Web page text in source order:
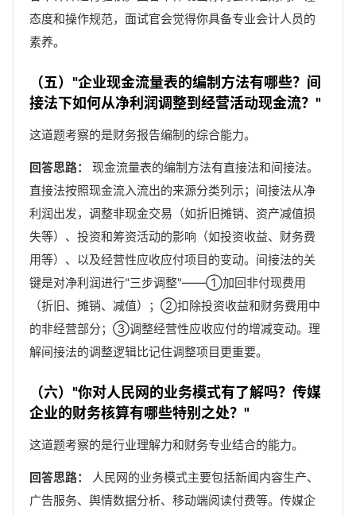
态度和操作规范，面试官会觉得你具备专业会计人员的
素养。
（五）"企业现金流量表的编制方法有哪些？间
接法下如何从净利润调整到经营活动现金流？"
这道题考察的是财务报告编制的综合能力。
回答思路：
现金流量表的编制方法有直接法和间接法。
直接法按照现金流入流出的来源分类列示；间接法从净
利润出发，调整非现金交易（如折旧摊销、资产减值损
失等）、投资和筹资活动的影响（如投资收益、财务费
用等）、以及经营性应收应付项目的变动。间接法的关
键是对净利润进行"三步调整"——①加回非付现费用
（折旧、摊销、减值）；②扣除投资收益和财务费用中
的非经营部分；③调整经营性应收应付的增减变动。理
解间接法的调整逻辑比记住调整项目更重要。
（六）"你对人民网的业务模式有了解吗？传媒
企业的财务核算有哪些特别之处？"
这道题考察的是行业理解力和财务专业结合的能力。
回答思路：
人民网的业务模式主要包括新闻内容生产、
广告服务、舆情数据分析、移动端阅读付费等。传媒企